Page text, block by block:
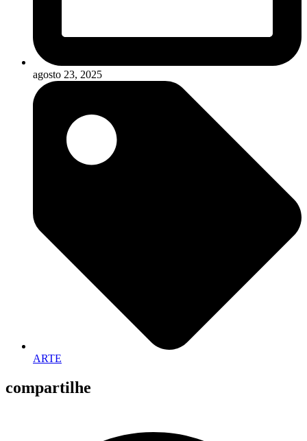
agosto 23, 2025
ARTE
compartilhe